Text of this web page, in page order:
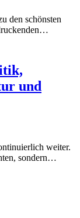
den schönsten
und
weiter.
sondern…